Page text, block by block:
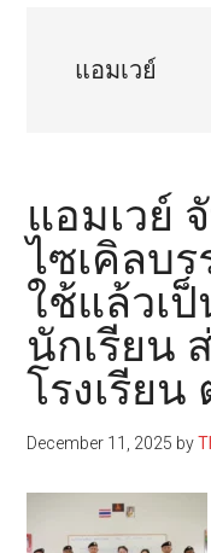
แอมเวย์
แอมเวย์
ไซเคิลบ
ใช้แล้วเ
นักเรียน
โรงเรียน
December 11, 2025 by